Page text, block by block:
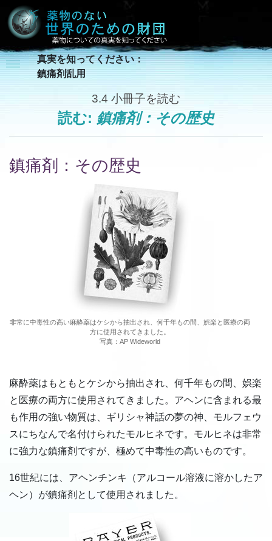
真実を知ってください：
鎮痛剤乱用
3.4 小冊子を読む
読む: 鎮痛剤：その歴史
鎮痛剤：その歴史
非常に中毒性の高い麻酔薬はケシから抽出され、何千年もの間、娯楽と医療の両
方に使用されてきました。
写真：AP Wideworld
麻酔薬はもともとケシから抽出され、何千年もの間、娯楽
と医療の両方に使用されてきました。アヘンに含まれる最
も作用の強い物質は、ギリシャ神話の夢の神、モルフェウ
スにちなんで名付けられたモルヒネです。モルヒネは非常
に強力な鎮痛剤ですが、極めて中毒性の高いものです。
16世紀には、アヘンチンキ（アルコール溶液に溶かしたア
ヘン）が鎮痛剤として使用されました。